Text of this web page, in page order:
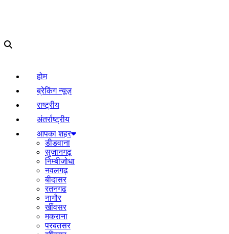
होम
ब्रेकिंग न्यूज़
राष्ट्रीय
अंतर्राष्ट्रीय
आपका शहर
डीडवाना
सुजानगढ़
निम्बीजोधा
नवलगढ़
बीदासर
रतनगढ
नागौर
खींवसर
मकराना
परबतसर